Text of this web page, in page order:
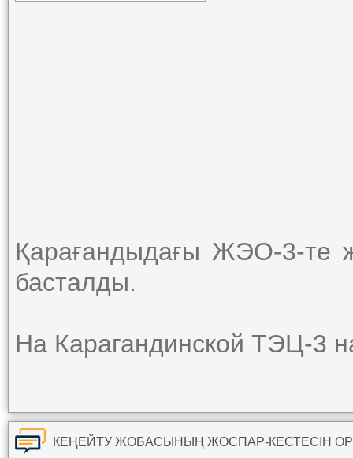
Қарағандыдағы ЖЭО-3-те
басталды.
На Карагандинской ТЭЦ-3
КЕҢЕЙТУ ЖОБАСЫНЫҢ ЖОСПАР-КЕСТЕСІН